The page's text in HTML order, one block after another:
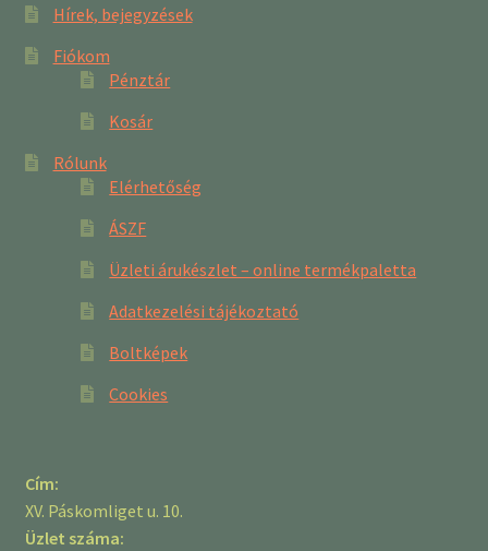
Hírek, bejegyzések
Fiókom
Pénztár
Kosár
Rólunk
Elérhetőség
ÁSZF
Üzleti árukészlet – online termékpaletta
Adatkezelési tájékoztató
Boltképek
Cookies
Cím:
XV. Páskomliget u. 10.
Üzlet száma: